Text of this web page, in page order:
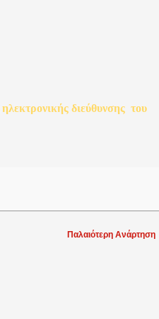
ηλεκτρονικής διεύθυνσης του
Παλαιότερη Ανάρτηση